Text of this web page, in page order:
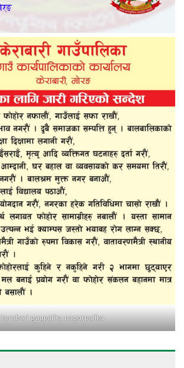
kerabari gaupalika nagarpalika